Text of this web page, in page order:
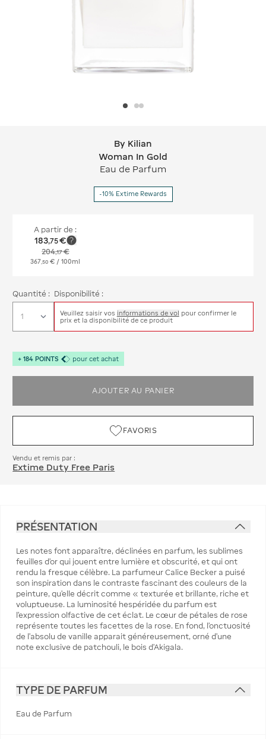
By Kilian Woman In Gold
By Kilian
Woman In Gold
Eau de Parfum
-10% Extime Rewards
A partir de :
183,75€
204,17€
367 50 € / 100ml
Quantité : Disponibilité :
Veuillez saisir vos informations de vol pour confirmer le
prix et la disponibilité de ce produit
+ 184 POINTS pour cet achat
AJOUTER AU PANIER
FAVORIS
Vendu et remis par :
Extime Duty Free Paris
PRÉSENTATION
Les notes font apparaître, déclinées en parfum, les sublimes
feuilles d'or qui jouent entre lumière et obscurité, et qui ont
rendu la fresque célèbre. La parfumeur Calice Becker a puisé
son inspiration dans le contraste fascinant des couleurs de la
peinture, qu'elle décrit comme « texturée et brillante, riche et
voluptueuse. La luminosité hespéridée du parfum est
l'expression olfactive de cet éclat. Le cœur de pétales de rose
représente toutes les facettes de la rose. En fond, l'onctuosité
de l'absolu de vanille apparait généreusement, orné d'une
note exclusive de patchouli, le bois d'Akigala.
TYPE DE PARFUM
Eau de Parfum